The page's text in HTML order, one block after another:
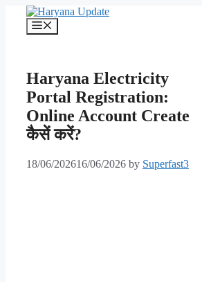
content
Haryana Electricity
Portal Registration:
Online Account Create
कैसें करें?
18/06/202616/06/2026 by Superfast3